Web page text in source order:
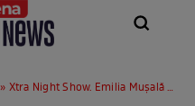
» Xtra Night Show. Emilia Mușală recunoaște că îl enervează la culme pe iubitul ei. Cine face primul pas către împăcare: „E ultima șansă” / VIDEO